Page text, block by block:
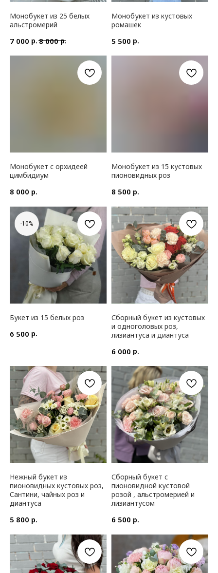
Монобукет из 25 белых
альстромерий
7 000 р. 8 000 р.
Монобукет из кустовых
ромашек
5 500 р.
Монобукет с орхидеей
цимбидиум
8 000 р.
Монобукет из 15 кустовых
пионовидных роз
8 500 р.
-10%
Букет из 15 белых роз
6 500 р.
Сборный букет из кустовых
и одноголовых роз,
лизиантуса и диантуса
6 000 р.
Нежный букет из
пионовидных кустовых роз,
Сантини, чайных роз и
диантуса
5 800 р.
Сборный букет с
пионовидной кустовой
розой , альстромерией и
лизиантусом
6 500 р.